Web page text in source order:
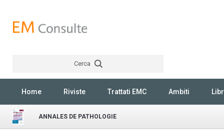
Cerca
Home Riviste Trattati EMC Ambiti
ANNALES DE PATHOLOGIE